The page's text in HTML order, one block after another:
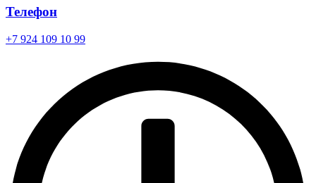
Телефон
+7 924 109 10 99